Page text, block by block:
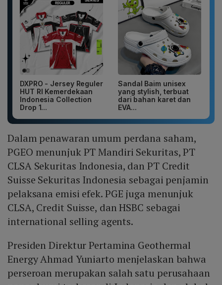
DXPRO - Jersey Reguler
HUT RI Kemerdekaan
Indonesia Collection
Drop 1...
Sandal Baim unisex
yang stylish, terbuat
dari bahan karet dan
EVA...
Dalam penawaran umum perdana saham,
PGEO menunjuk PT Mandiri Sekuritas, PT
CLSA Sekuritas Indonesia, dan PT Credit
Suisse Sekuritas Indonesia sebagai penjamin
pelaksana emisi efek. PGE juga menunjuk
CLSA, Credit Suisse, dan HSBC sebagai
international selling agents.
Presiden Direktur Pertamina Geothermal
Energy Ahmad Yuniarto menjelaskan bahwa
perseroan merupakan salah satu perusahaan